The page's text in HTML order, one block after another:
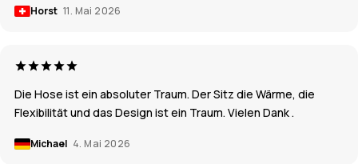
Horst 11. Mai 2026
Die Hose ist ein absoluter Traum. Der Sitz die Wärme, die
Flexibilität und das Design ist ein Traum. Vielen Dank .
Michael 4. Mai 2026